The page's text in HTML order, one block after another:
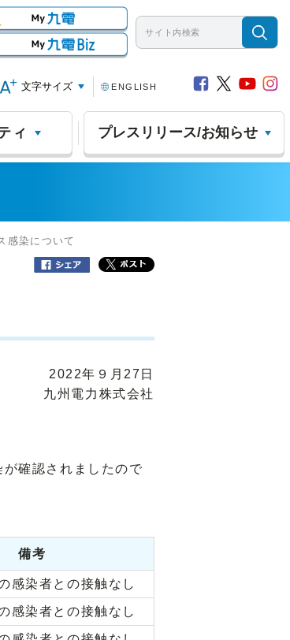
文字サイズ ENGLISH
ィ プレスリリース/お知らせ
感染について
2022年９月27日
九州電力株式会社
確認されましたので
備考
感染者との接触なし
感染者との接触なし